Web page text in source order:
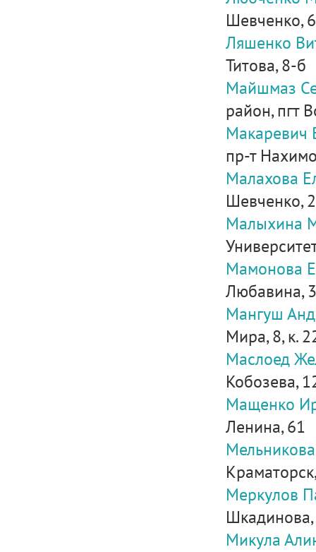
Шевченко, 6
Ляшенко
Титова, 8-б
Майшмаз
район, пгт
Макаревич
пр-т
Малахова
Шевченко,
Малыхина
Мамонова
Любавина,
Мангуш
Мира, 8, к.
Маслоед
Кобозева,
Мащенко
Ленина, 61
Меркулов
Микула